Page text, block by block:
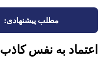
مطلب پیشنهادی:
اعتماد به نفس کاذب